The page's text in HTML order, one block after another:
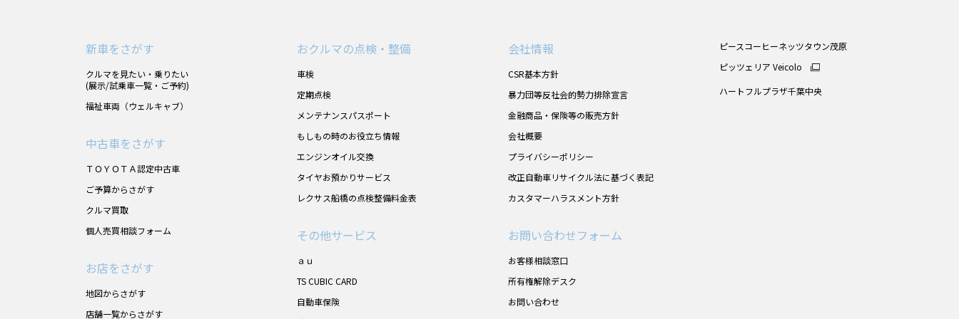
新車をさがす
クルマを見たい・乗りたい
(展示/試乗車一覧・ご予約)
福祉車両（ウェルキャブ）
中古車をさがす
ＴＯＹＯＴＡ認定中古車
ご予算からさがす
クルマ買取
個人売買相談フォーム
お店をさがす
地図からさがす
店舗一覧からさがす
おクルマの点検・整備
車検
定期点検
メンテナンスパスポート
もしもの時のお役立ち情報
エンジンオイル交換
タイヤお預かりサービス
レクサス船橋の点検整備料金表
その他サービス
ａｕ
TS CUBIC CARD
自動車保険
会社情報
CSR基本方針
暴力団等反社会的勢力排除宣言
金融商品・保険等の販売方針
会社概要
プライバシーポリシー
改正自動車リサイクル法に基づく表記
カスタマーハラスメント方針
お問い合わせフォーム
お客様相談窓口
所有権解除デスク
お問い合わせ
ピースコーヒーネッツタウン茂原
ピッツェリア Veicolo
ハートフルプラザ千葉中央